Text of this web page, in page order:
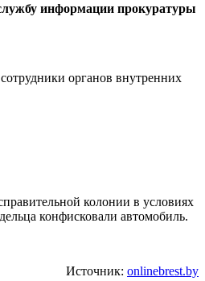
информации прокуратуры
органов внутренних
колонии в условиях
конфисковали автомобиль.
Источник: onlinebrest.by